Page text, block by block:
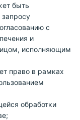
быть
с
и
исполняющим
право в рамках
обработки